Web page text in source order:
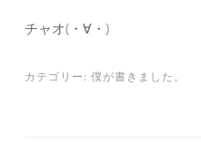
チャオ(・∀・)
カテゴリー: 僕が書きました。